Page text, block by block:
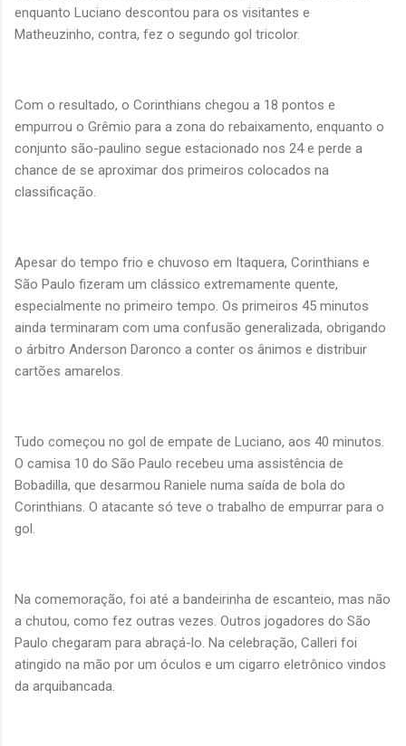
enquanto Luciano descontou para os visitantes e
Matheuzinho, contra, fez o segundo gol tricolor.
Com o resultado, o Corinthians chegou a 18 pontos e
empurrou o Grêmio para a zona do rebaixamento, enquanto o
conjunto são-paulino segue estacionado nos 24 e perde a
chance de se aproximar dos primeiros colocados na
classificação.
Apesar do tempo frio e chuvoso em Itaquera, Corinthians e
São Paulo fizeram um clássico extremamente quente,
especialmente no primeiro tempo. Os primeiros 45 minutos
ainda terminaram com uma confusão generalizada, obrigando
o árbitro Anderson Daronco a conter os ânimos e distribuir
cartões amarelos.
Tudo começou no gol de empate de Luciano, aos 40 minutos.
O camisa 10 do São Paulo recebeu uma assistência de
Bobadilla, que desarmou Raniele numa saída de bola do
Corinthians. O atacante só teve o trabalho de empurrar para o
gol.
Na comemoração, foi até a bandeirinha de escanteio, mas não
a chutou, como fez outras vezes. Outros jogadores do São
Paulo chegaram para abraçá-lo. Na celebração, Calleri foi
atingido na mão por um óculos e um cigarro eletrônico vindos
da arquibancada.